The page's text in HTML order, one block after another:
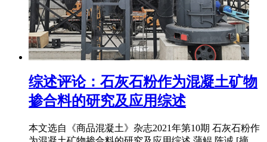
综述评论：石灰石粉作为混凝土矿物
掺合料的研究及应用综述
本文选自《商品混凝土》杂志2021年第10期 石灰石粉作